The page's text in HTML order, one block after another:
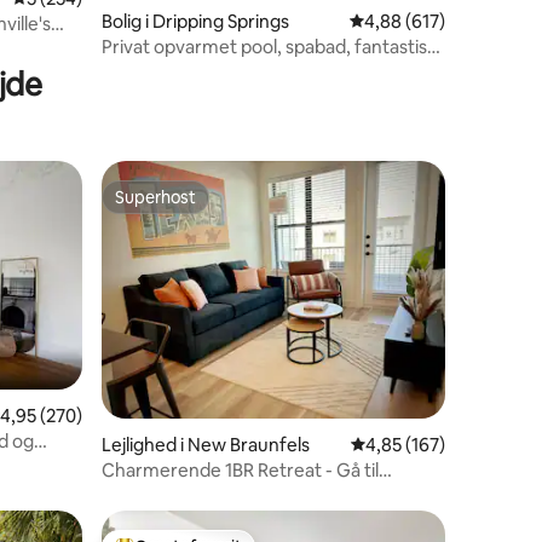
Bolig i Dripping Springs 4,88 ud af 5 i
4,88 (617)
Privat opvarmet pool, spabad, fantastisk
omtaler
ud af 5 i gennemsnitlig bedømmelse, 270 omtaler
4,95 (270)
og
Superhost
Superhost
Lejlighed i New Braunfels 4,85 ud af 5 i
4,85 (167)
Charmerende 1BR Retreat - Gå til